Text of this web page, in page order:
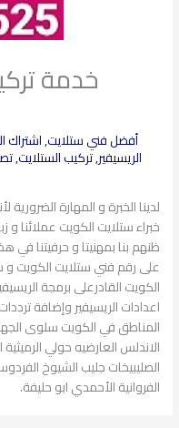
خدمة
أفضل فني ستلايت,اشتراك
الريسيفير,تركيب الستلايت,
لدينا الخبرة و المهارة
خبراء ستلايت الكويت عملائنا و
ظنهم بنا بمهنيتا و حرفيتنا
على رقم فني ستلايت الكويت
الكويت القادرعلى برمجة
اعدادات الريسيفير وإضافة
المناطق في الكويت سلوى
الاندلس العارضيه حولي
الصليبيخات جليب الشيوخ
الفروانية الأحمدي ابو حليفة.